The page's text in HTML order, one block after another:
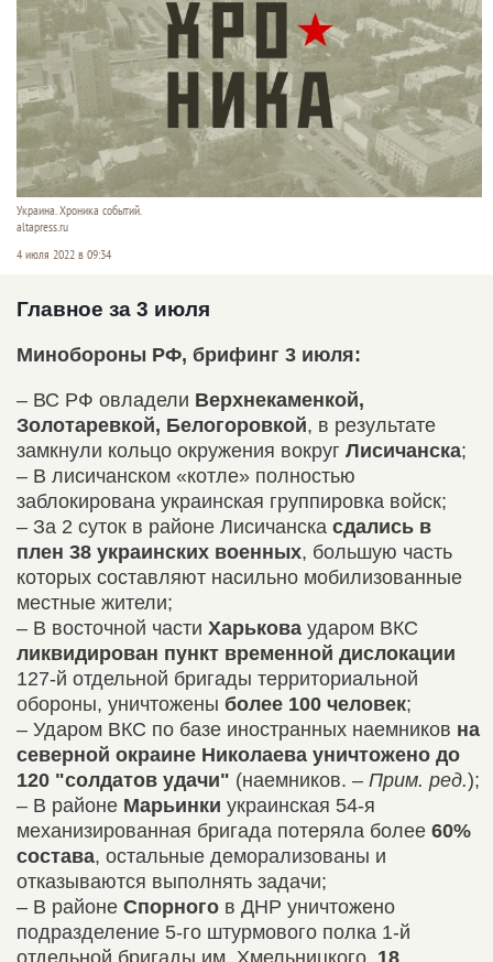
Украина. Хроника событий.
altapress.ru
4 июля 2022 в 09:34
Главное за 3 июля
Минобороны РФ, брифинг 3 июля:
– ВС РФ овладели Верхнекаменкой,
Золотаревкой, Белогоровкой, в результате
замкнули кольцо окружения вокруг Лисичанска;
– В лисичанском «котле» полностью
заблокирована украинская группировка войск;
– За 2 суток в районе Лисичанска сдались в
плен 38 украинских военных, большую часть
которых составляют насильно мобилизованные
местные жители;
– В восточной части Харькова ударом ВКС
ликвидирован пункт временной дислокации
127-й отдельной бригады территориальной
обороны, уничтожены более 100 человек;
– Ударом ВКС по базе иностранных наемников на
северной окраине Николаева уничтожено до
120 "солдатов удачи" (наемников. – Прим. ред.);
– В районе Марьинки украинская 54-я
механизированная бригада потеряла более 60%
состава, остальные деморализованы и
отказываются выполнять задачи;
– В районе Спорного в ДНР уничтожено
подразделение 5-го штурмового полка 1-й